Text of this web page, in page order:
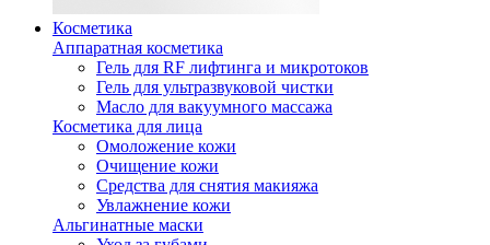
Косметика
Аппаратная косметика
Гель для RF лифтинга и микротоков
Гель для ультразвуковой чистки
Масло для вакуумного массажа
Косметика для лица
Омоложение кожи
Очищение кожи
Средства для снятия макияжа
Увлажнение кожи
Альгинатные маски